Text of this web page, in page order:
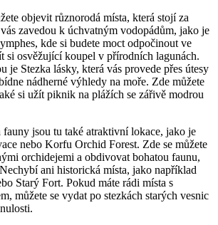
objevit různorodá místa, která stojí za
zavedou k úchvatným vodopádům, jako je
kde si budete moct odpočinout ve
si osvěžující koupel v přírodních lagunách.
je Stezka lásky, která vás provede přes útesy
nádherné výhledy na moře. Zde můžete
si užít piknik na plážích se zářivě modrou
jsou tu také atraktivní lokace, jako je
nebo Korfu Orchid Forest. Zde se můžete
orchidejemi a obdivovat bohatou faunu,
ani historická místa, jako například
Starý Fort. Pokud máte rádi místa s
můžete se vydat po stezkách starých vesnic